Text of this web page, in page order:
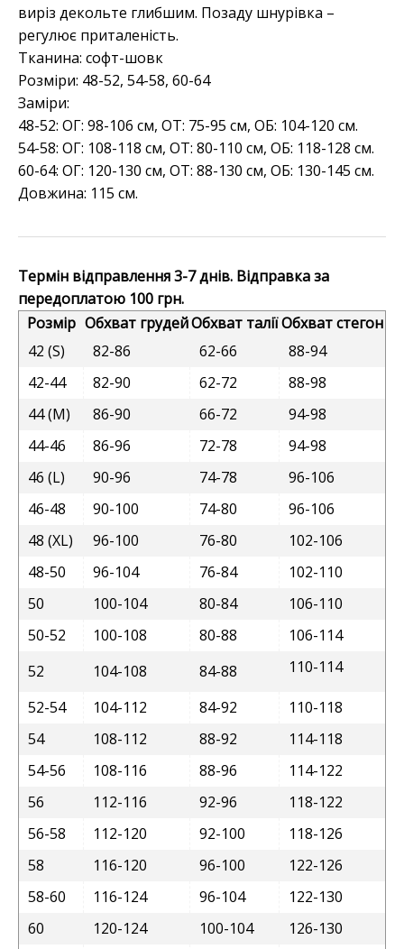
виріз декольте глибшим. Позаду шнурівка –
регулює приталеність.
Тканина: софт-шовк
Розміри: 48-52, 54-58, 60-64
Заміри:
48-52: ОГ: 98-106 см, ОТ: 75-95 см, ОБ: 104-120 см.
54-58: ОГ: 108-118 см, ОТ: 80-110 см, ОБ: 118-128 см.
60-64: ОГ: 120-130 см, ОТ: 88-130 см, ОБ: 130-145 см.
Довжина: 115 см.
Термін відправлення 3-7 днів. Відправка за
передоплатою 100 грн.
Розмір Обхват грудейОбхват талії Обхват стегон
42 (S)
82-86 62-66
88-94
42-44
82-90 62-72
88-98
44 (M)
86-90 66-72
94-98
44-46
86-96 72-78
94-98
46 (L)
90-96 74-78
96-106
46-48
90-100 74-80
96-106
48 (XL)
96-100 76-80
102-106
48-50
96-104 76-84
102-110
50
100-104 80-84
106-110
50-52
100-108 80-88
106-114
52
104-108 84-88 110-114
52-54 104-112 84-92
110-118
54
108-112 88-92
114-118
54-56
108-116 88-96
114-122
56
112-116 92-96
118-122
56-58
112-120 92-100
118-126
58
116-120 96-100
122-126
58-60
116-124 96-104
122-130
60
120-124 100-104
126-130